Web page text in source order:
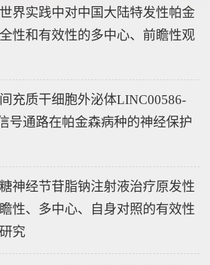
界实践中对中国大陆特发性帕金
性和有效性的多中心、前瞻性观
间充质干细胞外泌体LINC00586-
号通路在帕金森病种的神经保护
神经节苷脂钠注射液治疗原发性
性、多中心、自身对照的有效性
究